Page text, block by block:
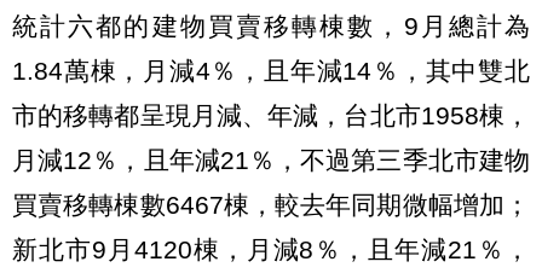
統計六都的建物買賣移轉棟數，9月總計為
1.84萬棟，月減4％，且年減14％，其中雙北
市的移轉都呈現月減、年減，台北市1958棟，
月減12％，且年減21％，不過第三季北市建物
買賣移轉棟數6467棟，較去年同期微幅增加；
新北市9月4120棟，月減8％，且年減21％，